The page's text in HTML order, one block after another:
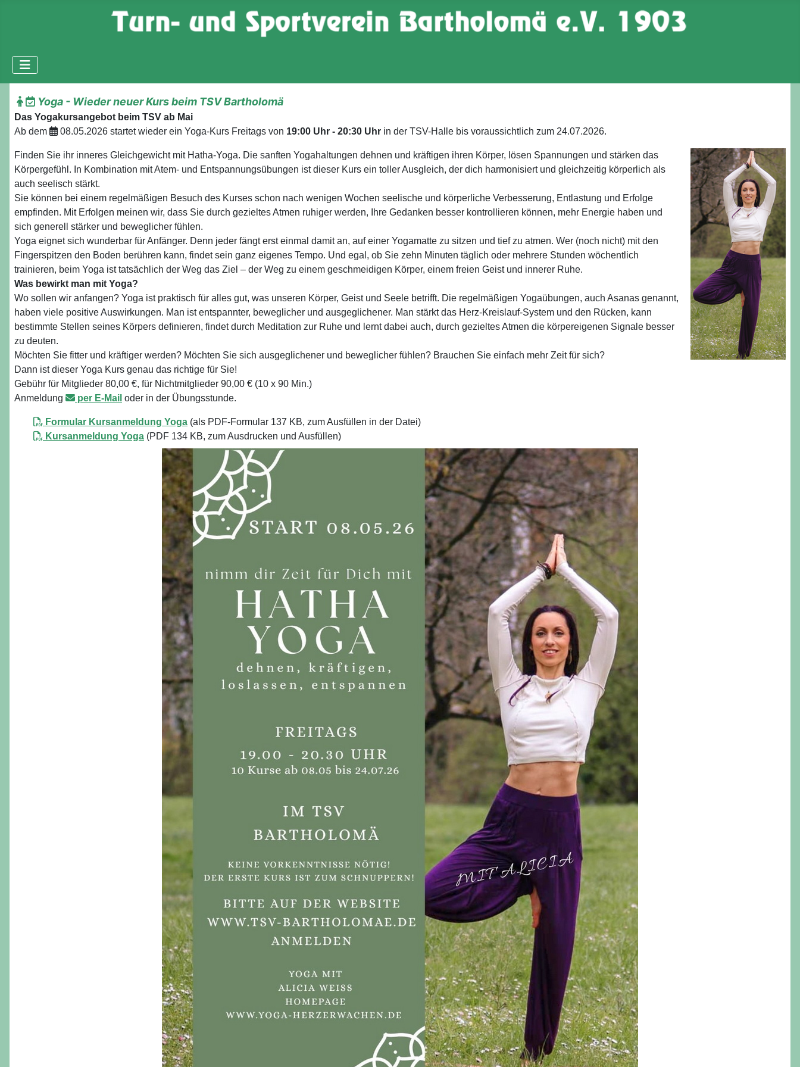
Yoga - Wieder neuer Kurs beim TSV Bartholomä
Das Yogakursangebot beim TSV ab Mai
Ab dem
08.05.2026 startet wieder ein Yoga-Kurs Freitags von 19:00 Uhr - 20:30 Uhr in der TSV-Halle bis voraussichtlich zum 24.07.2026.
Finden Sie ihr inneres Gleichgewicht mit Hatha-Yoga. Die sanften Yogahaltungen dehnen und kräftigen ihren Körper, lösen Spannungen und stärken das
Körpergefühl. In Kombination mit Atem- und Entspannungsübungen ist dieser Kurs ein toller Ausgleich, der dich harmonisiert und gleichzeitig körperlich als
auch seelisch stärkt.
Sie können bei einem regelmäßigen Besuch des Kurses schon nach wenigen Wochen seelische und körperliche Verbesserung, Entlastung und Erfolge
empfinden. Mit Erfolgen meinen wir, dass Sie durch gezieltes Atmen ruhiger werden, Ihre Gedanken besser kontrollieren können, mehr Energie haben und
sich generell stärker und beweglicher fühlen.
Yoga eignet sich wunderbar für Anfänger. Denn jeder fängt erst einmal damit an, auf einer Yogamatte zu sitzen und tief zu atmen. Wer (noch nicht) mit den
Fingerspitzen den Boden berühren kann, findet sein ganz eigenes Tempo. Und egal, ob Sie zehn Minuten täglich oder mehrere Stunden wöchentlich
trainieren, beim Yoga ist tatsächlich der Weg das Ziel – der Weg zu einem geschmeidigen Körper, einem freien Geist und innerer Ruhe.
Was bewirkt man mit Yoga?
Wo sollen wir anfangen? Yoga ist praktisch für alles gut, was unseren Körper, Geist und Seele betrifft. Die regelmäßigen Yogaübungen, auch Asanas genannt,
haben viele positive Auswirkungen. Man ist entspannter, beweglicher und ausgeglichener. Man stärkt das Herz-Kreislauf-System und den Rücken, kann
bestimmte Stellen seines Körpers definieren, findet durch Meditation zur Ruhe und lernt dabei auch, durch gezieltes Atmen die körpereigenen Signale besser
zu deuten.
Möchten Sie fitter und kräftiger werden? Möchten Sie sich ausgeglichener und beweglicher fühlen? Brauchen Sie einfach mehr Zeit für sich?
Dann ist dieser Yoga Kurs genau das richtige für Sie!
Gebühr für Mitglieder 80,00 €, für Nichtmitglieder 90,00 € (10 x 90 Min.)
Anmeldung
per E-Mail oder in der Übungsstunde.
Formular Kursanmeldung Yoga (als PDF-Formular 137 KB, zum Ausfüllen in der Datei)
Kursanmeldung Yoga (PDF 134 KB, zum Ausdrucken und Ausfüllen)